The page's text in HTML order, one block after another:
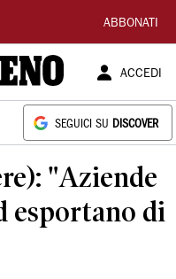
ABBONATI
ACCEDI
SEGUICI SU DISCOVER
"Aziende
esportano di